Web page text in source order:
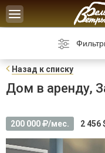
Toggle
navigation
Назад к списку
Дом в аренду,
200 000 /мес. 2 456